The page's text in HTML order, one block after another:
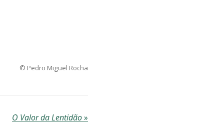
© Pedro Miguel Rocha
O Valor da Lentidão»